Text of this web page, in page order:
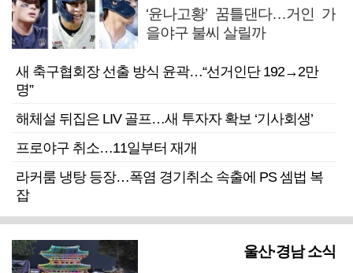
‘윤나고황’ 꿈틀댄다…거인 가
을야구 불씨 살릴까
새 축구협회장 선출 방식 윤곽…“선거인단 192→2만
명”
해체설 뒤집은 LIV 골프…새 투자자 확보 ‘기사회생’
프로야구 취소…11일부터 재개
라커룸 냉탕 등장…폭염 경기취소 속출에 PS 셈법 복
잡
울산·경남 소식